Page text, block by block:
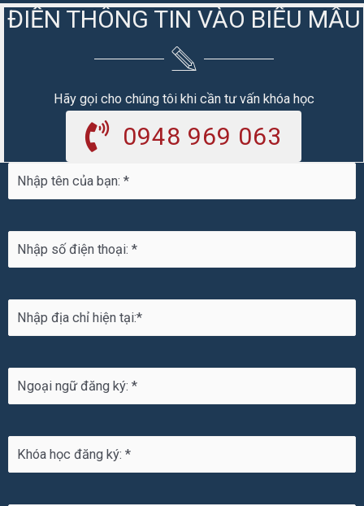
ĐIỀN THÔNG TIN VÀO BIỂU MẪU
Hãy gọi cho chúng tôi khi cần tư vấn khóa học
0948 969 063